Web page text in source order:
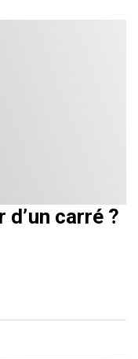
d’un carré ?